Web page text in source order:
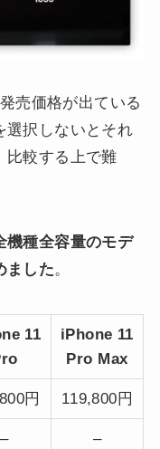
売価格が出ている
選択しないとそれ
比較する上で難
機種全容量のモデ
ました。
11
iPhone 11
Pro Max
円 119,800円
– –